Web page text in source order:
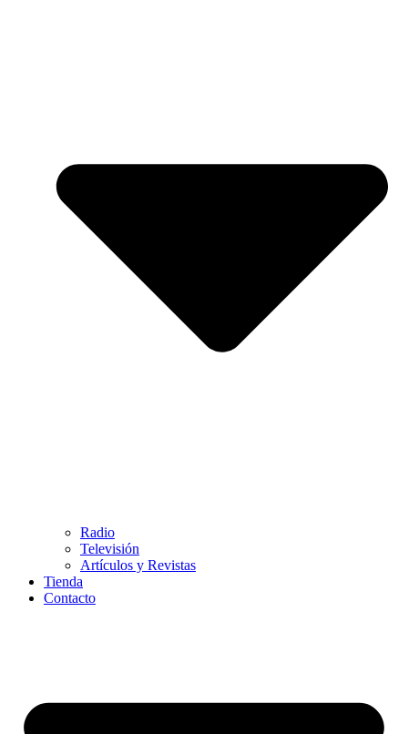
Radio
Televisión
Artículos y Revistas
Tienda
Contacto